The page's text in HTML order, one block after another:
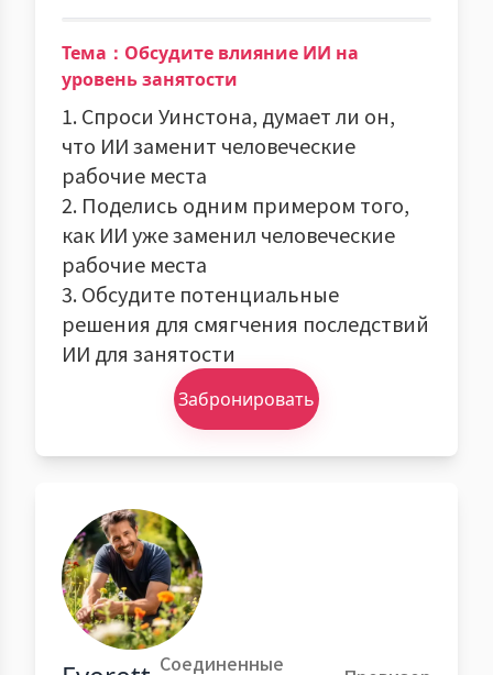
Тема：Обсудите влияние ИИ на
уровень занятости
1. Спроси Уинстона, думает ли он,
что ИИ заменит человеческие
рабочие места
2. Поделись одним примером того,
как ИИ уже заменил человеческие
рабочие места
3. Обсудите потенциальные
решения для смягчения последствий
ИИ для занятости
Забронировать
Соединенные